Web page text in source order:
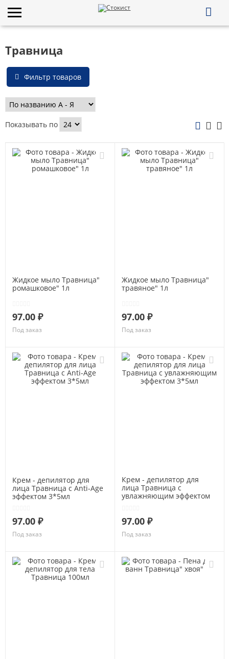
Травница
Фильтр товаров
Показывать по
Жидкое мыло Травница"
ромашковое" 1л
97.00 ₽
Под заказ
Жидкое мыло Травница"
травяное" 1л
97.00 ₽
Под заказ
Крем - депилятор для
лица Травница с Anti-Age
эффектом 3*5мл
97.00 ₽
Под заказ
Крем - депилятор для
лица Травница с
увлажняющим эффектом
97.00 ₽
Под заказ